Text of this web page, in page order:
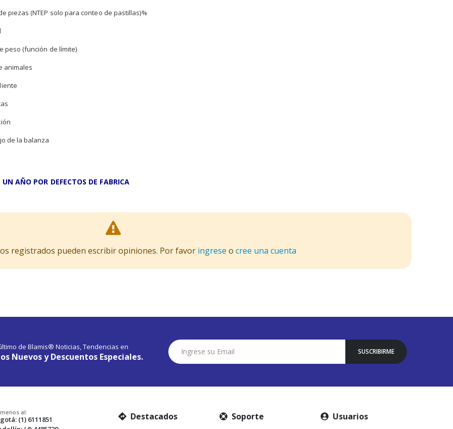
piezas (NTEP solo para conteo de pastillas)%
peso (función de límite)
animales
de la balanza
AÑO POR DEFECTOS DE FABRICA
registrados pueden escribir opiniones. Por favor ingrese o cree una cuenta
de Blamis® Noticias, Tendencias en
Nuevos y Descuentos Especiales.
Suscríbase
a
Nuestro
SUSCRIBIRME
al:
(1) 6111851
Destacados Soporte Usuarios